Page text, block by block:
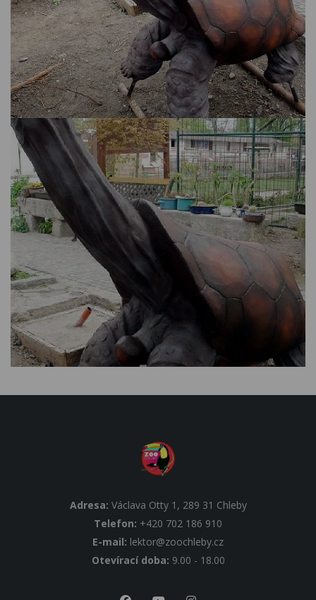
Adresa: Václava Otty 1, 289 31 Chleby
Telefon: +420 702 186 910
E-mail: lektor@zoochleby.cz
Otevírací doba: 9.00 - 18.00